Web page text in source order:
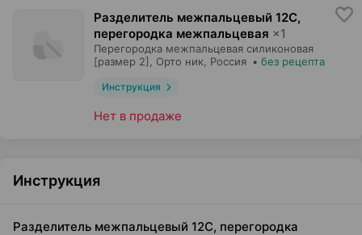
Разделитель межпальцевый 12С,
перегородка межпальцевая ×1
Перегородка межпальцевая силиконовая
[размер 2],
Орто ник , Россия • без рецепта
Инструкция
Нет в продаже
Инструкция
Разделитель межпальцевый 12С, перегородка